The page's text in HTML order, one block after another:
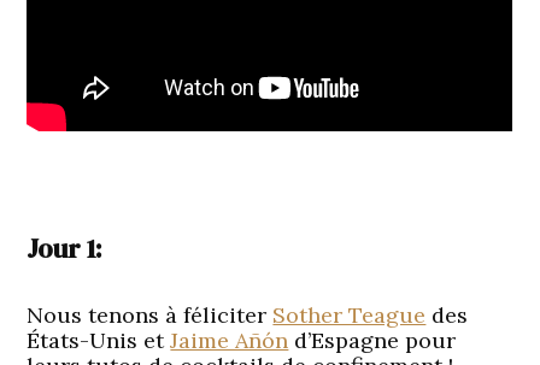
Jour 1:
Nous tenons à féliciter Sother Teague des
États-Unis etJaime Añón d’Espagne pour